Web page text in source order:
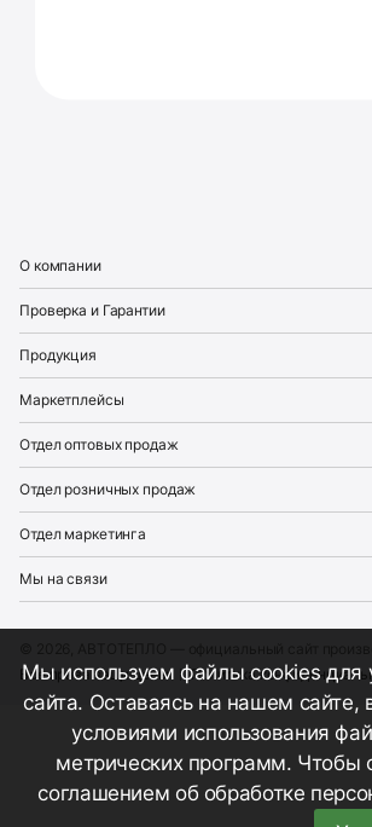
О компании
Проверка и Гарантии
Продукция
Маркетплейсы
Отдел оптовых продаж
Отдел розничных продаж
Отдел маркетинга
Мы на связи
Все права защищены
Политика
Мы используем файлы cookies для
сайта. Оставаясь на нашем сайте,
условиями использования
метрических программ. Чтобы
соглашением об обработке